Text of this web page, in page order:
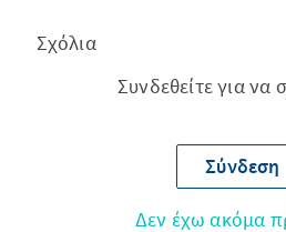
Σχόλια
Συνδεθείτε για να
Σύνδεση
Δεν έχω ακόμα